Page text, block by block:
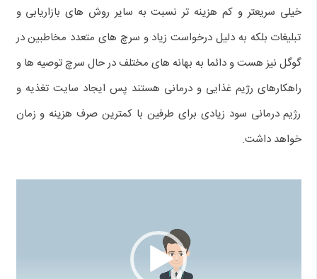
خیلی سریعتر و کم هزینه تر نسبت به سایر روش های بازاریابی و
تبلیغات بلکه به دلیل درخواست زیاد و سرچ های متعدد مخاطبین در
گوگل نیز هست و دائما به بهانه های مختلف در حال سرچ توصیه ها و
راهکارهای رژیم غذایی و درمانی هستند پس ایجاد سایت تغذیه و
رژیم درمانی سود زیادی برای طرفین با کمترین صرف هزینه و زمان
خواهد داشت.